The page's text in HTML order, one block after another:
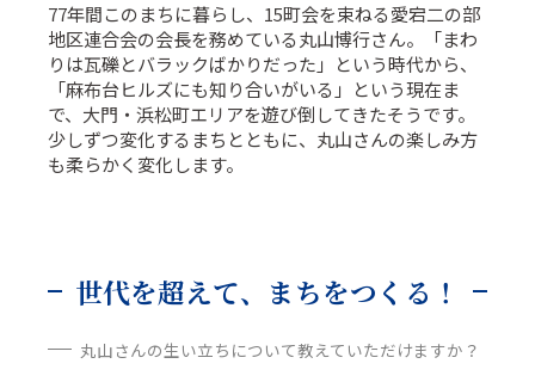
77年間このまちに暮らし、15町会を束ねる愛宕二の部
地区連合会の会長を務めている丸山博行さん。「まわ
りは瓦礫とバラックばかりだった」という時代から、
「麻布台ヒルズにも知り合いがいる」という現在ま
で、大門・浜松町エリアを遊び倒してきたそうです。
少しずつ変化するまちとともに、丸山さんの楽しみ方
も柔らかく変化します。
世代を超えて、まちをつくる！
丸山さんの生い立ちについて教えていただけますか？